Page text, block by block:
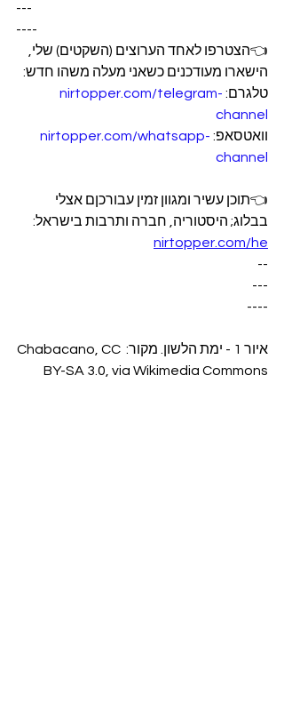
---
----
👈הצטרפו לאחד הערוצים (השקטים) שלי,
הישארו מעודכנים כשאני מעלה משהו חדש:
טלגרם: nirtopper.com/telegram-
channel
וואטסאפ: nirtopper.com/whatsapp-
channel
👈תוכן עשיר ומגוון זמין עבורכןם אצלי
בבלוג; היסטוריה, חברה ותרבות בישראל:
nirtopper.com/he
--
---
----
איור 1 - ימת הלשון. מקור: Chabacano, CC
BY-SA 3.0, via Wikimedia Commons